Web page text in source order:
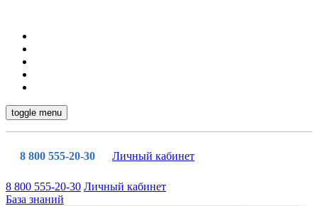
toggle menu
8 800 555-20-30 Личный кабинет
8 800 555-20-30 Личный кабинет
База знаний